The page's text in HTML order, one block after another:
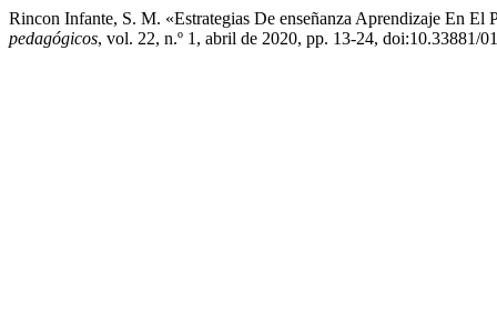
Rincon Infante, S. M. «Estrategias De enseñanza Aprendizaje En
pedagógicos, vol. 22, n.º 1, abril de 2020, pp. 13-24, doi:10.33881/